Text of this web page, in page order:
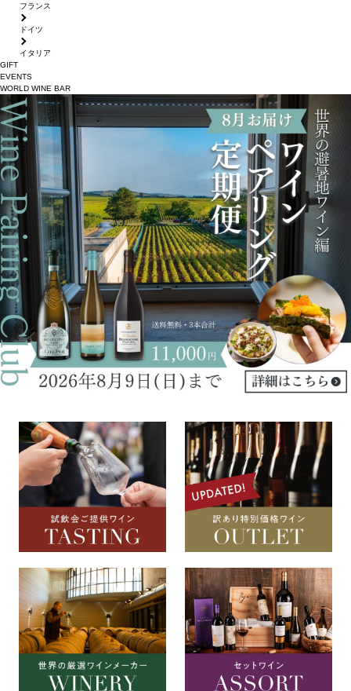
フランス
ドイツ
イタリア
GIFT
EVENTS
WORLD WINE BAR